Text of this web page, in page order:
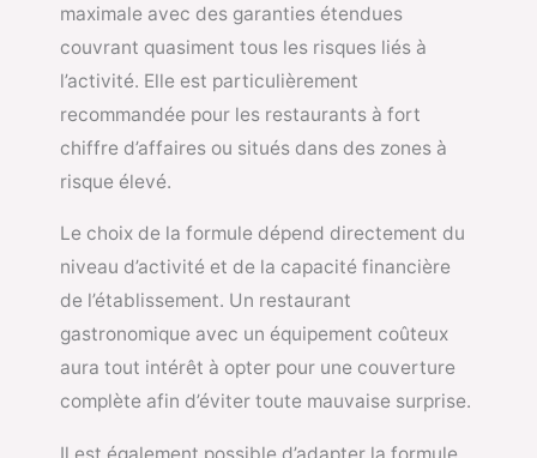
maximale avec des garanties étendues
couvrant quasiment tous les risques liés à
l’activité. Elle est particulièrement
recommandée pour les restaurants à fort
chiffre d’affaires ou situés dans des zones à
risque élevé.
Le choix de la formule dépend directement du
niveau d’activité et de la capacité financière
de l’établissement. Un restaurant
gastronomique avec un équipement coûteux
aura tout intérêt à opter pour une couverture
complète afin d’éviter toute mauvaise surprise.